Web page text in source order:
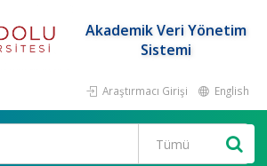
Akademik Veri Yönetim
Sistemi
Araştırmacı Girişi English